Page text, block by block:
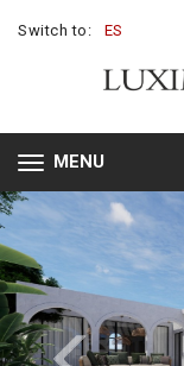
Switch to: ES
Toggle
navigation
MENU